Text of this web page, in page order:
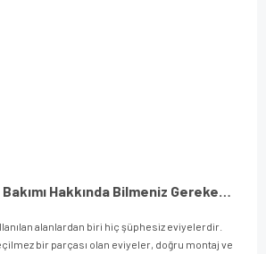
Eviye Montajı ve Bakımı Hakkında Bilmeniz Gerekenler
alanlardan biri hiç şüphesiz eviyelerdir.
bir parçası olan eviyeler, doğru montaj ve